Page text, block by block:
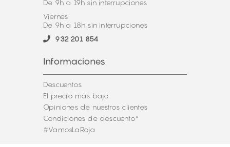
De 9h a 19h sin interrupciones
Viernes
De 9h a 18h sin interrupciones
932 201 854
Informaciones
Descuentos
El precio más bajo
Opiniones de nuestros clientes
Condiciones de descuento*
#VamosLaRoja